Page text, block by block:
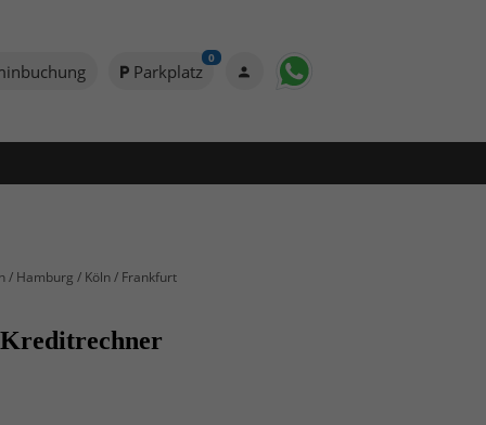
Parkplatz
0
/ Hamburg / Köln / Frankfurt